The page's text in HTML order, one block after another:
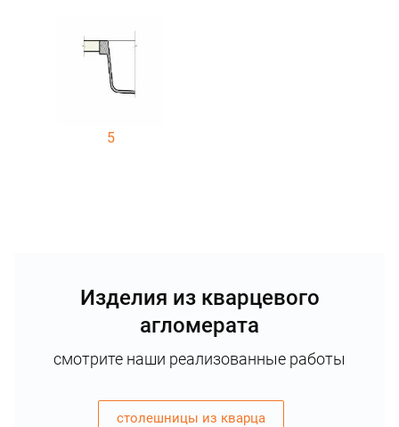
5
Изделия из кварцевого
агломерата
смотрите наши реализованные работы
столешницы из кварца